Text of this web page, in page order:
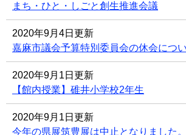
まち・ひと・しごと創生推進会議
2020年9月4日更新
嘉麻市議会予算特別委員会の休会につ
2020年9月1日更新
【館内授業】碓井小学校2年生
2020年9月1日更新
今年の県展筑豊展は中止となりました。